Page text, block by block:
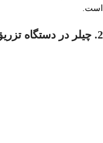
است.
2. چیلر در دستگاه‌ تزریق پلاستیک: